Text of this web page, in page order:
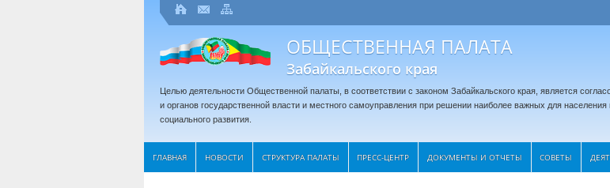
ОБЩЕСТВЕННАЯ ПАЛАТА
Забайкальского края
Целью деятельности Общественной палаты, в соответствии с законом Забайкальского края, является
и органов государственной власти и местного самоуправления при решении наиболее важных для населения
социального развития.
ГЛАВНАЯ НОВОСТИ СТРУКТУРА ПАЛАТЫ ПРЕСС-ЦЕНТР ДОКУМЕНТЫ И ОТЧЕТЫ CОВЕТЫ